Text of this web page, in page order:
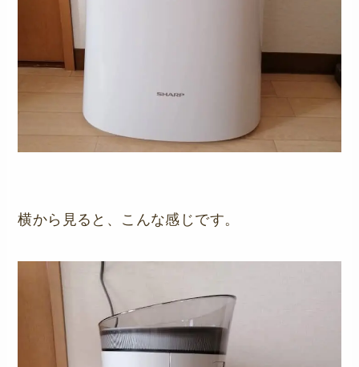
横から見ると、こんな感じです。